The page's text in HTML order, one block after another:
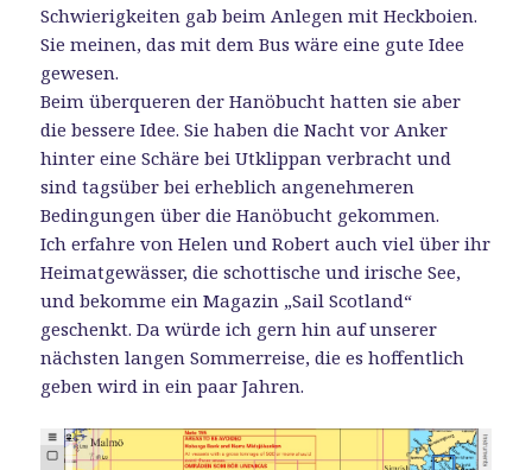
Schwierigkeiten gab beim Anlegen mit Heckboien.
Sie meinen, das mit dem Bus wäre eine gute Idee
gewesen.
Beim überqueren der Hanöbucht hatten sie aber
die bessere Idee. Sie haben die Nacht vor Anker
hinter eine Schäre bei Utklippan verbracht und
sind tagsüber bei erheblich angenehmeren
Bedingungen über die Hanöbucht gekommen.
Ich erfahre von Helen und Robert auch viel über ihr
Heimatgewässer, die schottische und irische See,
und bekomme ein Magazin „Sail Scotland“
geschenkt. Da würde ich gern hin auf unserer
nächsten langen Sommerreise, die es hoffentlich
geben wird in ein paar Jahren.